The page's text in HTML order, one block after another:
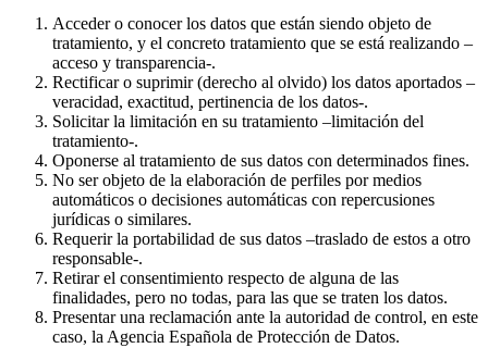
Acceder o conocer los datos que están siendo objeto de
tratamiento, y el concreto tratamiento que se está realizando –
acceso y transparencia-.
Rectificar o suprimir (derecho al olvido) los datos aportados –
veracidad, exactitud, pertinencia de los datos-.
Solicitar la limitación en su tratamiento –limitación del
tratamiento-.
Oponerse al tratamiento de sus datos con determinados fines.
No ser objeto de la elaboración de perfiles por medios
automáticos o decisiones automáticas con repercusiones
jurídicas o similares.
Requerir la portabilidad de sus datos –traslado de estos a otro
responsable-.
Retirar el consentimiento respecto de alguna de las
finalidades, pero no todas, para las que se traten los datos.
Presentar una reclamación ante la autoridad de control, en este
caso, la Agencia Española de Protección de Datos.